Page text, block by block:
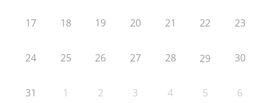
17 18 19 20 21 22 23
24 25 26 27 28 29 30
31 1 2 3 4 5 6